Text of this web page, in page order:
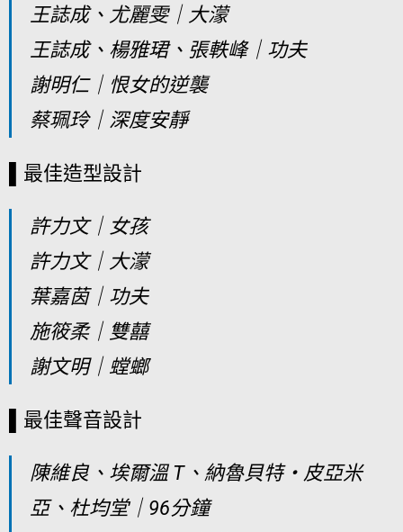
王誌成、尤麗雯｜大濛
王誌成、楊雅珺、張軼峰｜功夫
謝明仁｜恨女的逆襲
蔡珮玲｜深度安靜
▌最佳造型設計
許力文｜女孩
許力文｜大濛
葉嘉茵｜功夫
施筱柔｜雙囍
謝文明｜螳螂
▌最佳聲音設計
陳維良、埃爾溫 T、納魯貝特・皮亞米
亞、杜均堂｜96分鐘